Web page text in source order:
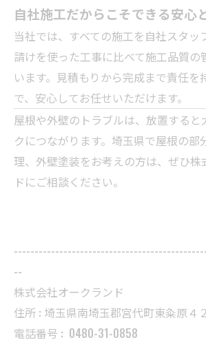
自社施工だからこそできる安心
当社では、すべての施工を自社スタッ
請けを使った工事に比べて施工品質の
います。見積もりから完成まで責任を
で、安心してお任せいただけます。
屋根や外壁のトラブルは、放置すると
クにつながります。埼玉県で屋根の部
理、外壁塗装をお考えの方は、ぜひ株
ドにご相談ください。
--
株式会社オークランド
住所 : 埼玉県南埼玉郡宮代町東粂原４
電話番号 : 0480-31-0858